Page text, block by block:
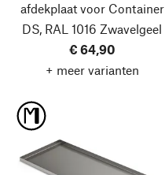
afdekplaat voor Container
DS, RAL 1016 Zwavelgeel
€ 64,90
+ meer varianten